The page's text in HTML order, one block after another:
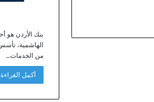
بنك الأردن هو
من الخدمات…
أكمل